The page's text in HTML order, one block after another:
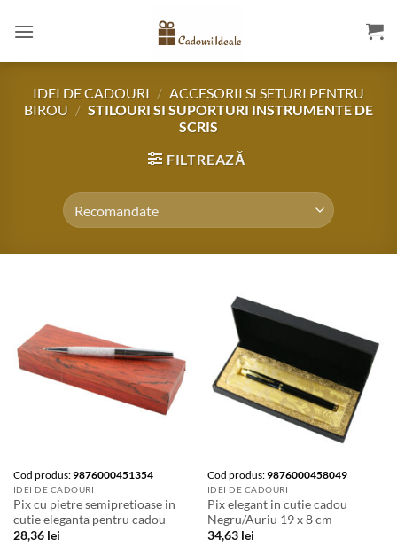
IDEI DE CADOURI / ACCESORII SI SETURI PENTRU
BIROU / STILOURI SI SUPORTURI INSTRUMENTE DE
SCRIS
FILTREAZĂ
Cod produs:9876000451354
IDEI DE CADOURI
Pix cu pietre semipretioase in
cutie eleganta pentru cadou
28,36 lei
Cod produs:9876000458049
IDEI DE CADOURI
Pix elegant in cutie cadou
Negru/Auriu 19 x 8 cm
34,63 lei